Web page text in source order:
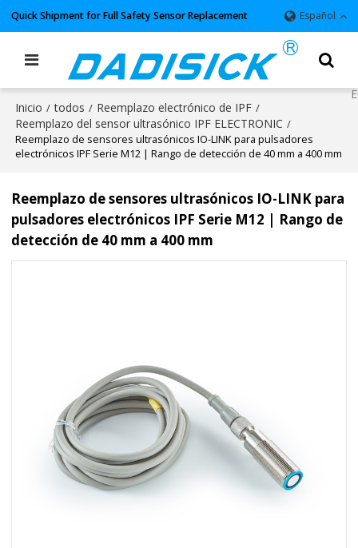
Quick Shipment for Full Safety Sensor Replacement Español
Inicio / todos / Reemplazo electrónico de IPF /
Reemplazo del sensor ultrasónico IPF ELECTRONIC /
Reemplazo de sensores ultrasónicos IO-LINK para pulsadores
electrónicos IPF Serie M12 | Rango de detección de 40 mm a 400 mm
Reemplazo de sensores ultrasónicos IO-LINK para
pulsadores electrónicos IPF Serie M12 | Rango de
detección de 40 mm a 400 mm